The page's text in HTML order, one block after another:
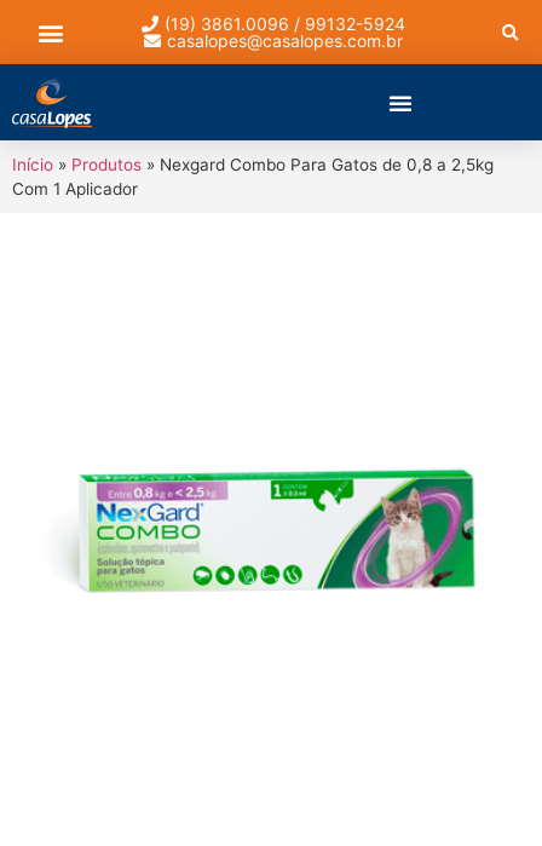
(19) 3861.0096 / 99132-5924
casalopes@casalopes.com.br
Início » Produtos » Nexgard Combo Para Gatos de 0,8 a 2,5kg
Com 1 Aplicador